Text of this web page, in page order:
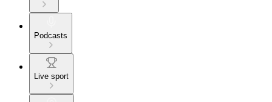
Podcasts
Live sport